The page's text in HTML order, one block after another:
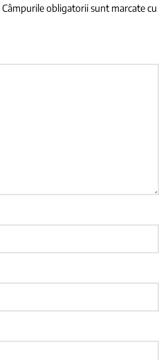
Câmpurile obligatorii sunt marcate cu